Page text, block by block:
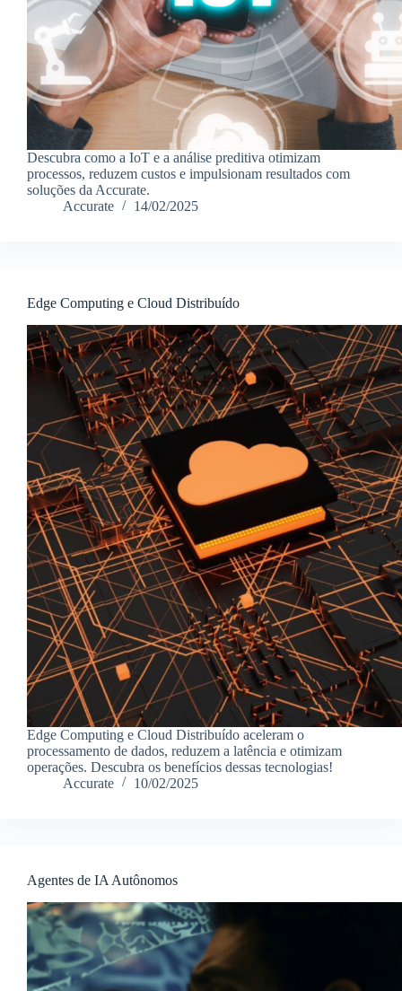
Descubra como a IoT e a análise preditiva otimizam
processos, reduzem custos e impulsionam resultados com
soluções da Accurate.
Accurate
14/02/2025
Edge Computing e Cloud Distribuído
Edge Computing e Cloud Distribuído aceleram o
processamento de dados, reduzem a latência e otimizam
operações. Descubra os benefícios dessas tecnologias!
Accurate
10/02/2025
Agentes de IA Autônomos